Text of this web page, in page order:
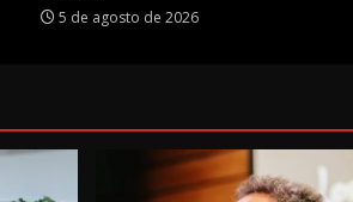
5 de agosto de 2026